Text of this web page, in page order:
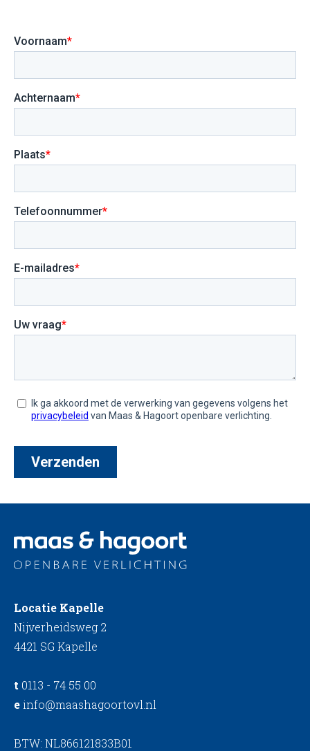
Locatie Kapelle
Nijverheidsweg 2
4421 SG Kapelle
t 0113 - 74 55 00
einfo@maashagoortovl.nl
BTW: NL866121833B01